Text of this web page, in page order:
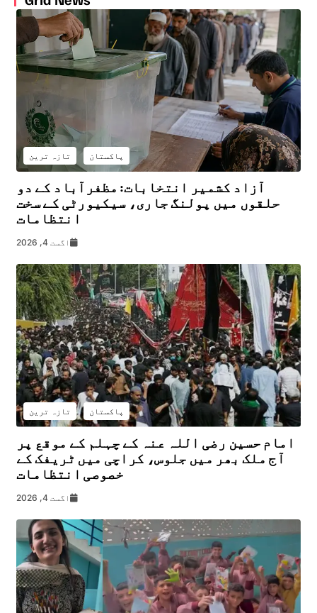
پاکستان تازہ ترین
آزاد کشمیر انتخابات: مظفرآباد کے دو
حلقوں میں پولنگ جاری، سیکیورٹی کے سخت
انتظامات
اگست 4, 2026
پاکستان تازہ ترین
امام حسین رضی اللہ عنہ کے چہلم کے موقع پر
آج ملک بھر میں جلوس، کراچی میں ٹریفک کے
خصوصی انتظامات
اگست 4, 2026